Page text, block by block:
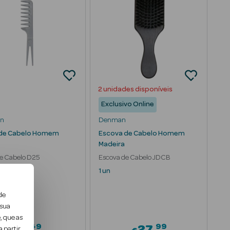
que as
Cabelo Homem
Cabelo D25
49
2 unidades disponíveis
Exclusivo Online
Denman
Escova de Cabelo Homem
Madeira
Escova de Cabelo JDCB
1 un
99